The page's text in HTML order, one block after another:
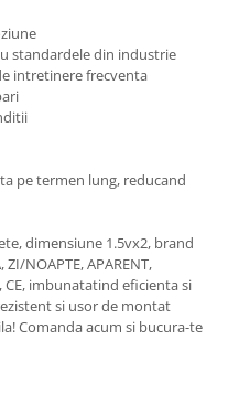
standardele din industrie
intretinere frecventa
pe termen lung, reducand
dimensiune 1.5vx2, brand
ZI/NOAPTE, APARENT,
CE, imbunatatind eficienta si
si usor de montat
Comanda acum si bucura-te